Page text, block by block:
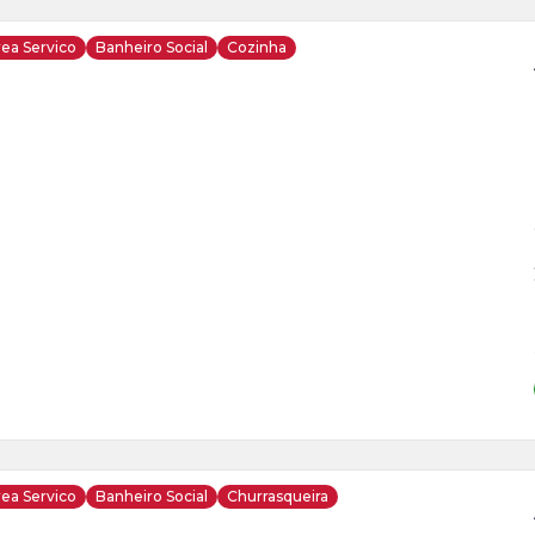
Servico Banheiro Social Cozinha
Servico Banheiro Social Churrasqueira